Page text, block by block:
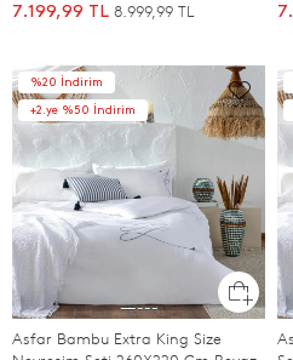
7.199,99 TL 8.999,99 TL
%20 İndirim
+2.ye %50 İndirim
Asfar Bambu Extra King Size